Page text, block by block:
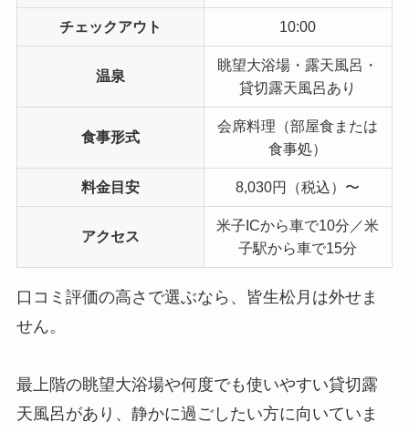
チェックアウト 10:00
温泉
眺望大浴場・露天風呂・
貸切露天風呂あり
食事形式
会席料理（部屋食または
食事処）
料金目安 8,030円（税込）〜
アクセス
米子ICから車で10分／米
子駅から車で15分
口コミ評価の高さで選ぶなら、皆生松月は外せま
せん。
最上階の眺望大浴場や何度でも使いやすい貸切露
天風呂があり、静かに過ごしたい方に向いていま